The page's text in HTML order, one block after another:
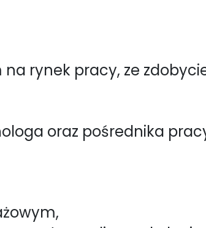
rynek pracy, ze
oraz pośrednika